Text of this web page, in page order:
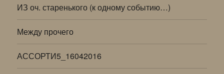
ИЗ оч. старенького (к одному событию…)
Между прочего
АССОРТИ5_16042016